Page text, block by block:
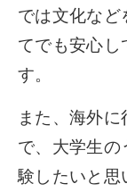
では文化など
てでも安心し
す。
また、海外
で、大学生の
験したいと思